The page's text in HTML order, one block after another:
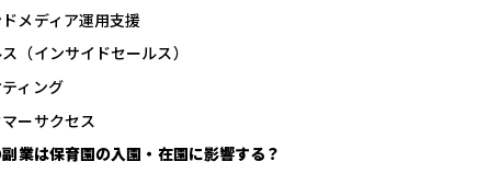
メディア運用支援
（インサイドセールス）
ィング
ーサクセス
業は保育園の入園・在園に影響する？